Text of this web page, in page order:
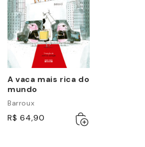
A vaca mais rica do
mundo
Barroux
R$ 64,90
Adicionar
ao
Esgotado